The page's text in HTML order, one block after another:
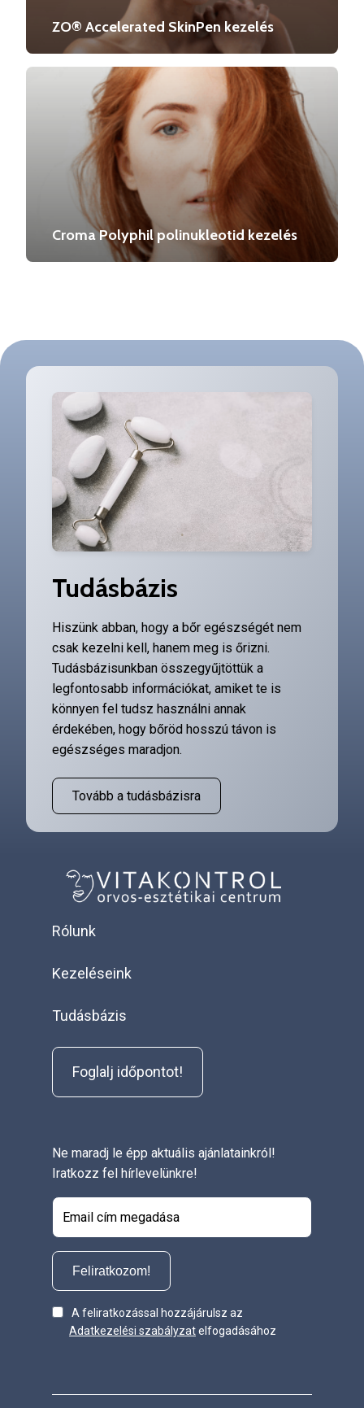
ZO® Accelerated SkinPen kezelés
Croma Polyphil polinukleotid kezelés
Tudásbázis
Hiszünk abban, hogy a bőr egészségét nem
csak kezelni kell, hanem meg is őrizni.
Tudásbázisunkban összegyűjtöttük a
legfontosabb információkat, amiket te is
könnyen fel tudsz használni annak
érdekében, hogy bőröd hosszú távon is
egészséges maradjon.
Tovább a tudásbázisra
Rólunk
Kezeléseink
Tudásbázis
Foglalj időpontot!
Ne maradj le épp aktuális ajánlatainkról!
Iratkozz fel hírlevelünkre!
Feliratkozom!
A feliratkozással hozzájárulsz az
Adatkezelési szabályzatelfogadásához